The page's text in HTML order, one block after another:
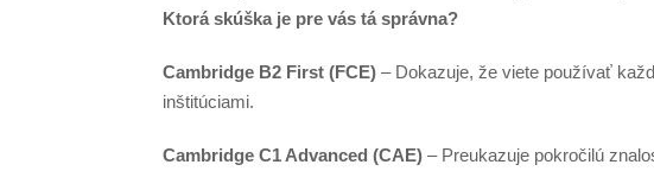
Ktorá skúška je pre vás tá správna?
Cambridge B2 First (FCE) – Dokazuje, že viete používať
inštitúciami.
Cambridge C1 Advanced (CAE) – Preukazuje pokročilú